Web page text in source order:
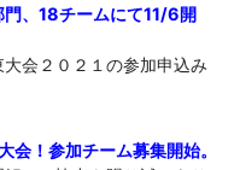
門、18チームにて11/6開
会２０２１の参加申込み
！参加チーム募集開始。